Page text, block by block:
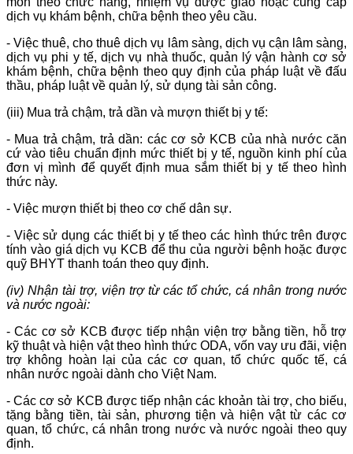
dịch vụ khám bệnh, chữa bệnh theo yêu cầu.
- Việc thuê, cho thuê dịch vụ lâm sàng, dịch vụ cận lâm sàng,
dịch vụ phi y tế, dịch vụ nhà thuốc, quản lý vận hành cơ sở
khám bệnh, chữa bệnh theo quy định của pháp luật về đấu
thầu, pháp luật về quản lý, sử dụng tài sản công.
(iii) Mua trả chậm, trả dần và mượn thiết bị y tế:
- Mua trả chậm, trả dần: các cơ sở KCB của nhà nước căn
cứ vào tiêu chuẩn định mức thiết bị y tế, nguồn kinh phí của
đơn vị mình để quyết định mua sắm thiết bị y tế theo hình
thức này.
- Việc mượn thiết bị theo cơ chế dân sự.
- Việc sử dụng các thiết bị y tế theo các hình thức trên được
tính vào giá dịch vụ KCB để thu của người bệnh hoặc được
quỹ BHYT thanh toán theo quy định.
(iv) Nhận tài trợ, viện trợ từ các tổ chức, cá nhân trong nước
và nước ngoài:
- Các cơ sở KCB được tiếp nhận viện trợ bằng tiền, hỗ trợ
kỹ thuật và hiện vật theo hình thức ODA, vốn vay ưu đãi, viện
trợ không hoàn lại của các cơ quan, tổ chức quốc tế, cá
nhân nước ngoài dành cho Việt Nam.
- Các cơ sở KCB được tiếp nhận các khoản tài trợ, cho biếu,
tặng bằng tiền, tài sản, phương tiện và hiện vật từ các cơ
quan, tổ chức, cá nhân trong nước và nước ngoài theo quy
định.